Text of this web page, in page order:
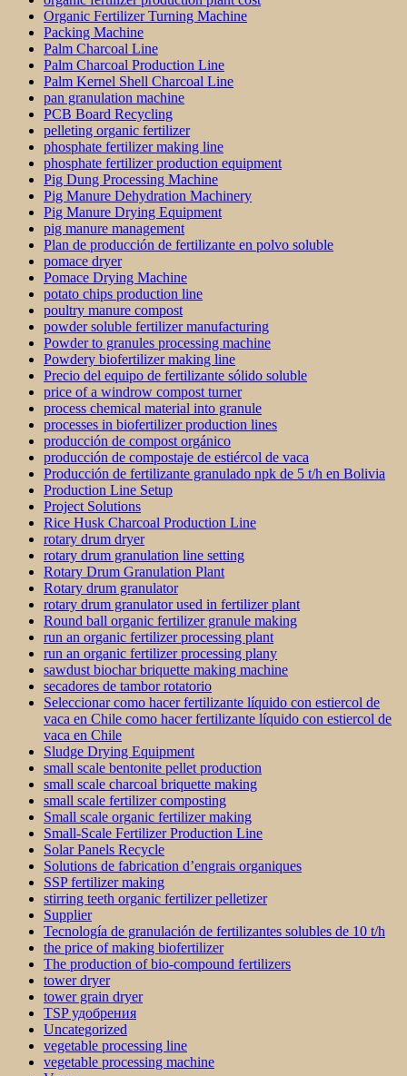
Organic Fertilizer Turning Machine
Packing Machine
Palm Charcoal Line
Palm Charcoal Production Line
Palm Kernel Shell Charcoal Line
pan granulation machine
PCB Board Recycling
pelleting organic fertilizer
phosphate fertilizer making line
phosphate fertilizer production equipment
Pig Dung Processing Machine
Pig Manure Dehydration Machinery
Pig Manure Drying Equipment
pig manure management
Plan de producción de fertilizante en polvo soluble
pomace dryer
Pomace Drying Machine
potato chips production line
poultry manure compost
powder soluble fertilizer manufacturing
Powder to granules processing machine
Powdery biofertilizer making line
Precio del equipo de fertilizante sólido soluble
price of a windrow compost turner
process chemical material into granule
processes in biofertilizer production lines
producción de compost orgánico
producción de compostaje de estiércol de vaca
Producción de fertilizante granulado npk de 5 t/h en Bolivia
Production Line Setup
Project Solutions
Rice Husk Charcoal Production Line
rotary drum dryer
rotary drum granulation line setting
Rotary Drum Granulation Plant
Rotary drum granulator
rotary drum granulator used in fertilizer plant
Round ball organic fertilizer granule making
run an organic fertilizer processing plant
run an organic fertilizer processing plany
sawdust biochar briquette making machine
secadores de tambor rotatorio
Seleccionar como hacer fertilizante líquido con estiercol de
vaca en Chile como hacer fertilizante líquido con estiercol de
vaca en Chile
Sludge Drying Equipment
small scale bentonite pellet production
small scale charcoal briquette making
small scale fertilizer composting
Small scale organic fertilizer making
Small-Scale Fertilizer Production Line
Solar Panels Recycle
Solutions de fabrication d’engrais organiques
SSP fertilizer making
stirring teeth organic fertilizer pelletizer
Supplier
Tecnología de granulación de fertilizantes solubles de 10 t/h
the price of making biofertilizer
The production of bio-compound fertilizers
tower dryer
tower grain dryer
TSP удобрения
Uncategorized
vegetable processing line
vegetable processing machine